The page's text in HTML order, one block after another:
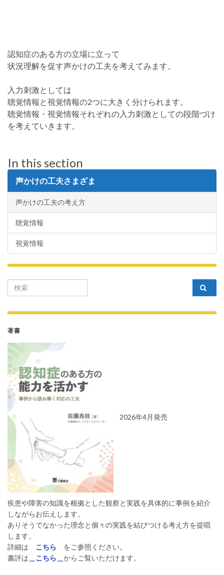
認知症のある方の立場に立って
状況理解を促す声かけの工夫を考えてみます。
入力刺激としては
聴覚情報と視覚情報の2つに大きく分けられます。
聴覚情報・視覚情報それぞれの入力刺激としての段階づけ
を考えていきます。
In this section
声かけの工夫さまざま
声かけの工夫の考え方
聴覚情報
視覚情報
Search for:
著書
2026年4月発売
疾患や障害の知識を根拠とした観察と実践を具体的に事例を紹介
しながらお伝えします。
ありそうでなかった理念と個々の実践を結びつける考え方を提唱
します。
詳細は
こちら
をご参照ください。
書評は ＿こちら＿ からご覧いただけます。